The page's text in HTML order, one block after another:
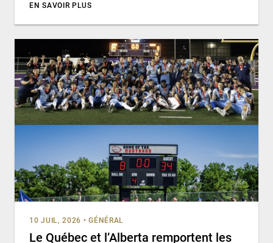
EN SAVOIR PLUS
10 JUIL, 2026 • GÉNÉRAL
Le Québec et l’Alberta remportent les